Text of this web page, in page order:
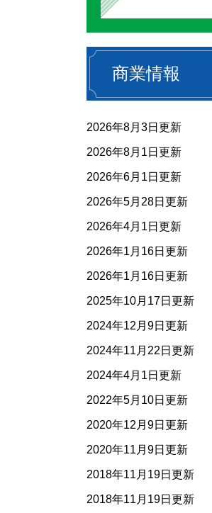
商業情報
2026年8月3日更新
2026年8月1日更新
2026年6月1日更新
2026年5月28日更新
2026年4月1日更新
2026年1月16日更新
2026年1月16日更新
2025年10月17日更新
2024年12月9日更新
2024年11月22日更新
2024年4月1日更新
2022年5月10日更新
2020年12月9日更新
2020年11月9日更新
2018年11月19日更新
2018年11月19日更新